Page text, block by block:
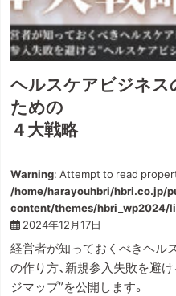
ヘルスケアビジネス
ための
４大戦略
Warning: Attempt to read
/home/harayouhbri/hbri.co.jp/
content/themes/
2024年12月17日
経営者が知っておくべきヘル
の作り方、新規参入失敗を避
ジマップ”を公開します。